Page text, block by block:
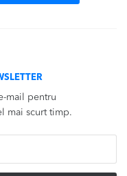
mail pentru
mai scurt timp.